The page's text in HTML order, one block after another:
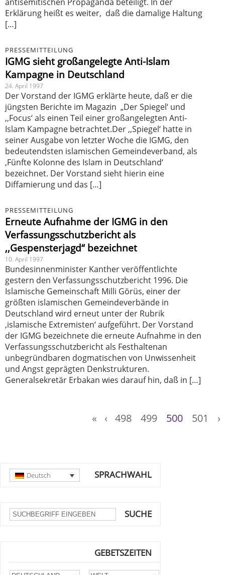
Erklärung heißt es weiter, daß die damalige Haltung
[…]
PRESSEMITTEILUNG
IGMG sieht großangelegte Anti-Islam
Kampagne in Deutschland
24. April 1997
Der Vorstand der IGMG erklärte heute, daß er die
jüngsten Berichte im Magazin „Der Spiegel‘ und
,,Focus‘ als einen Teil einer großangelegten Anti-
Islam Kampagne betrachtet.Der ,,Spiegel‘ hatte in
seiner Ausgabe von letzter Woche die IGMG, den
bedeutendsten islamischen Gemeindeverband, als
‚Fünfte Kolonne des Islam in Deutschland‘
bezeichnet. Der Vorstand sieht hierin eine
Diffamierung und das […]
PRESSEMITTEILUNG
Erneute Aufnahme der IGMG in den
Verfassungsschutzbericht als
,,Gespensterjagd“ bezeichnet
10. April 1997
Bundesinnenminister Kanther veröffentlichte
gestern den Verfassungsschutzbericht 1996. Die
Islamische Gemeinschaft Milli Görüs, einer der
größten islamischen Gemeindeverbände in
Deutschland wird erneut unter der Rubrik
‚islamische Extremisten‘ aufgeführt. Der Vorstand
der IGMG bezeichnete die erneute Aufnahme in den
Verfassungsschutzbericht als Festhaltenan
unbegründbaren dogmatischen von Unwissenheit
und Angst geprägten Denkstrukturen.
Generalsekretär Erbakan wies darauf hin, daß in […]
« ‹ 498 499 500 501 ›
SPRACHWAHL
Deutsch
SUCHE
GEBETSZEITEN